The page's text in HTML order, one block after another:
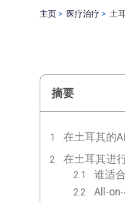
主页 医疗治疗 土
摘要
在土耳其的
在土耳其进
谁适
All-